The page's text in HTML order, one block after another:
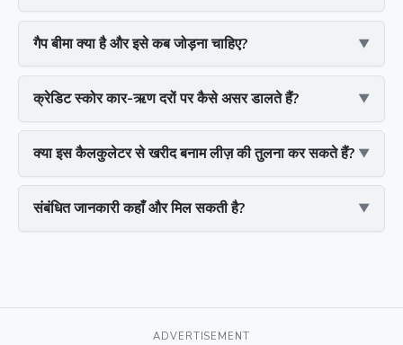
गैप बीमा क्या है और इसे कब जोड़ना चाहिए?
क्रेडिट स्कोर कार-ऋण दरों पर कैसे असर डालते हैं?
क्या इस कैलकुलेटर से खरीद बनाम लीज़ की तुलना कर सकते हैं?
संबंधित जानकारी कहाँ और मिल सकती है?
ADVERTISEMENT